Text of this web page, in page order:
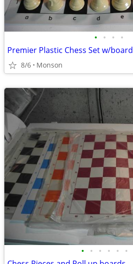
• • • •
Premier Plastic Chess Set w/board
8/6 Monson
• • • • • •